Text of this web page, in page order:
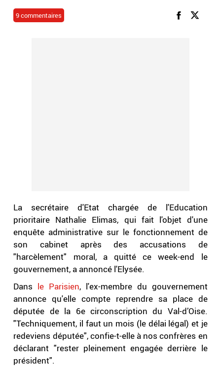
9 commentaires
La secrétaire d'Etat chargée de l'Education
prioritaire Nathalie Elimas, qui fait l'objet d'une
enquête administrative sur le fonctionnement de
son cabinet après des accusations de
"harcèlement" moral, a quitté ce week-end le
gouvernement, a annoncé l'Elysée.
Dans le Parisien, l'ex-membre du gouvernement
annonce qu'elle compte reprendre sa place de
députée de la 6e circonscription du Val-d’Oise.
"Techniquement, il faut un mois (le délai légal) et je
redeviens députée", confie-t-elle à nos confrères en
déclarant "rester pleinement engagée derrière le
président".